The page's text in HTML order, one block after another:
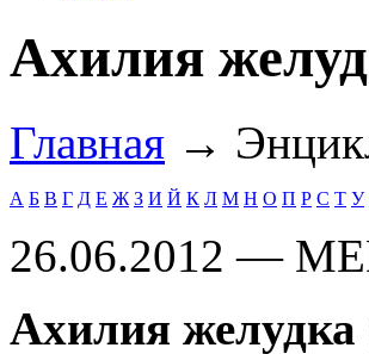
Ахилия
Главная →
А Б В Г Д Е Ж З И Й К Л М Н О П Р С Т У
26.06.2012 —
Ахилия желудка